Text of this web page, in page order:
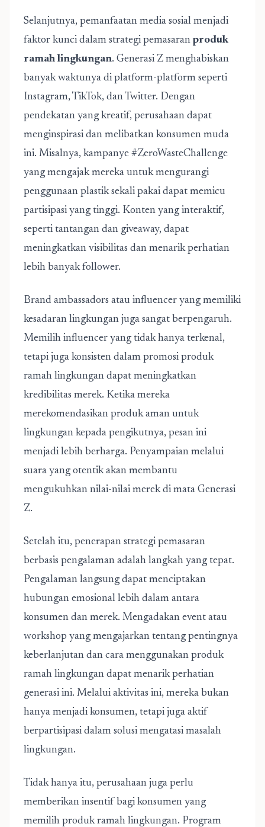
Selanjutnya, pemanfaatan media sosial menjadi
faktor kunci dalam strategi pemasaran produk
ramah lingkungan. Generasi Z menghabiskan
banyak waktunya di platform-platform seperti
Instagram, TikTok, dan Twitter. Dengan
pendekatan yang kreatif, perusahaan dapat
menginspirasi dan melibatkan konsumen muda
ini. Misalnya, kampanye #ZeroWasteChallenge
yang mengajak mereka untuk mengurangi
penggunaan plastik sekali pakai dapat memicu
partisipasi yang tinggi. Konten yang interaktif,
seperti tantangan dan giveaway, dapat
meningkatkan visibilitas dan menarik perhatian
lebih banyak follower.
Brand ambassadors atau influencer yang memiliki
kesadaran lingkungan juga sangat berpengaruh.
Memilih influencer yang tidak hanya terkenal,
tetapi juga konsisten dalam promosi produk
ramah lingkungan dapat meningkatkan
kredibilitas merek. Ketika mereka
merekomendasikan produk aman untuk
lingkungan kepada pengikutnya, pesan ini
menjadi lebih berharga. Penyampaian melalui
suara yang otentik akan membantu
mengukuhkan nilai-nilai merek di mata Generasi
Z.
Setelah itu, penerapan strategi pemasaran
berbasis pengalaman adalah langkah yang tepat.
Pengalaman langsung dapat menciptakan
hubungan emosional lebih dalam antara
konsumen dan merek. Mengadakan event atau
workshop yang mengajarkan tentang pentingnya
keberlanjutan dan cara menggunakan produk
ramah lingkungan dapat menarik perhatian
generasi ini. Melalui aktivitas ini, mereka bukan
hanya menjadi konsumen, tetapi juga aktif
berpartisipasi dalam solusi mengatasi masalah
lingkungan.
Tidak hanya itu, perusahaan juga perlu
memberikan insentif bagi konsumen yang
memilih produk ramah lingkungan. Program